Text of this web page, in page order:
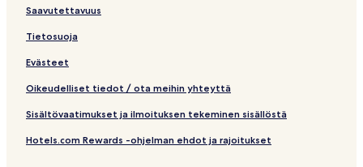
Saavutettavuus
Tietosuoja
Evästeet
Oikeudelliset tiedot / ota meihin yhteyttä
Sisältövaatimukset ja ilmoituksen tekeminen sisällöstä
Hotels.com Rewards -ohjelman ehdot ja rajoitukset